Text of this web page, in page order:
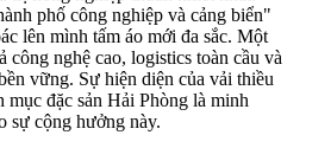
phố công nghiệp và cảng biển"
lên mình tấm áo mới đa sắc. Một
công nghệ cao, logistics toàn cầu và
vững. Sự hiện diện của vải thiều
mục đặc sản Hải Phòng là minh
sự cộng hưởng này.